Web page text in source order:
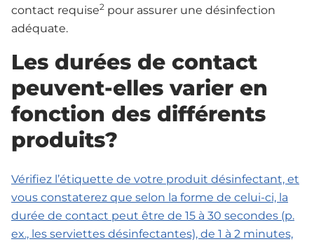
contact requise2 pour assurer une désinfection
adéquate.
Les durées de contact
peuvent-elles varier en
fonction des différents
produits?
Vérifiez l’étiquette de votre produit désinfectant, et
vous constaterez que selon la forme de celui-ci, la
durée de contact peut être de 15 à 30 secondes (p.
ex., les serviettes désinfectantes), de 1 à 2 minutes,